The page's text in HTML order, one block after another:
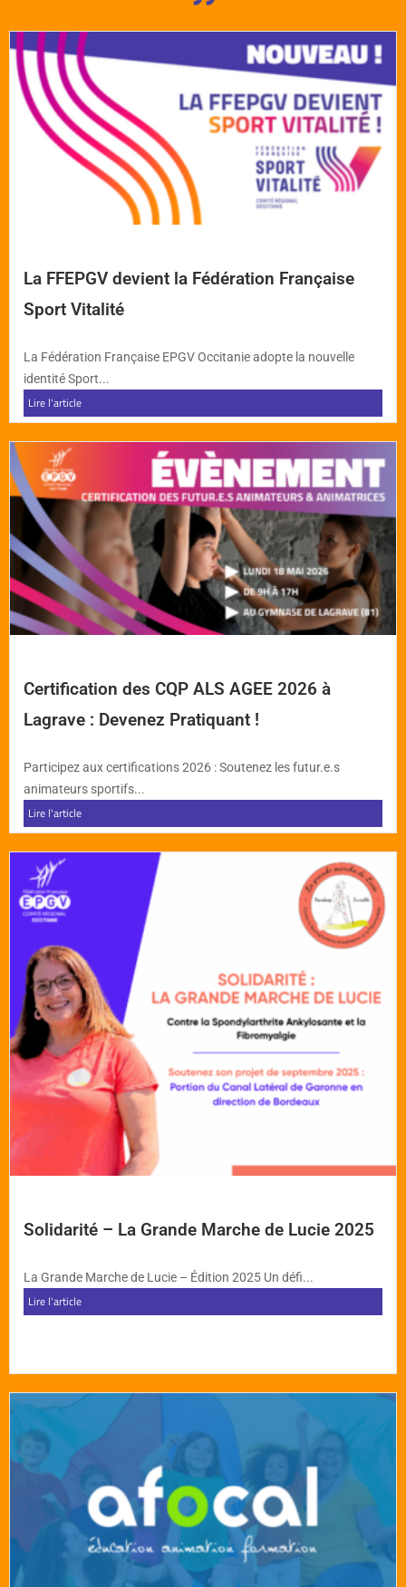
La FFEPGV devient la Fédération Française
Sport Vitalité
La Fédération Française EPGV Occitanie adopte la nouvelle
identité Sport...
Lire l'article
Certification des CQP ALS AGEE 2026 à
Lagrave : Devenez Pratiquant !
Participez aux certifications 2026 : Soutenez les futur.e.s
animateurs sportifs...
Lire l'article
Solidarité – La Grande Marche de Lucie 2025
La Grande Marche de Lucie – Édition 2025 Un défi...
Lire l'article